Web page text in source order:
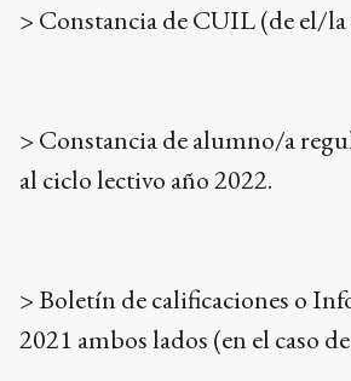
> Constancia de CUIL (de el/
> Constancia de alumno/a
al ciclo lectivo año 2022.
> Boletín de calificaciones o
2021 ambos lados (en el caso